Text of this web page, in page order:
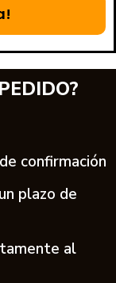
confirmación
plazo de
al